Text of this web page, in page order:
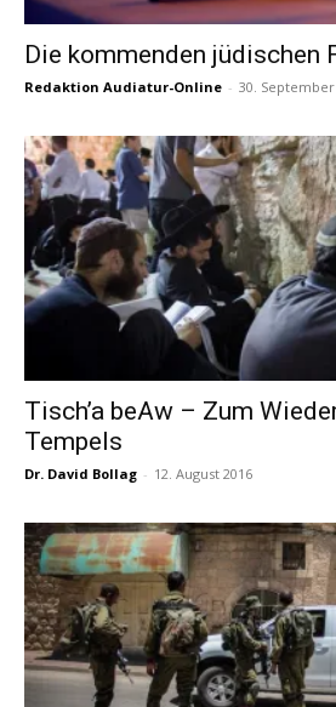
Die kommenden jüdischen
Redaktion Audiatur-Online - 30. September
Tisch’a beAw – Zum
Tempels
Dr. David Bollag - 12. August 2016